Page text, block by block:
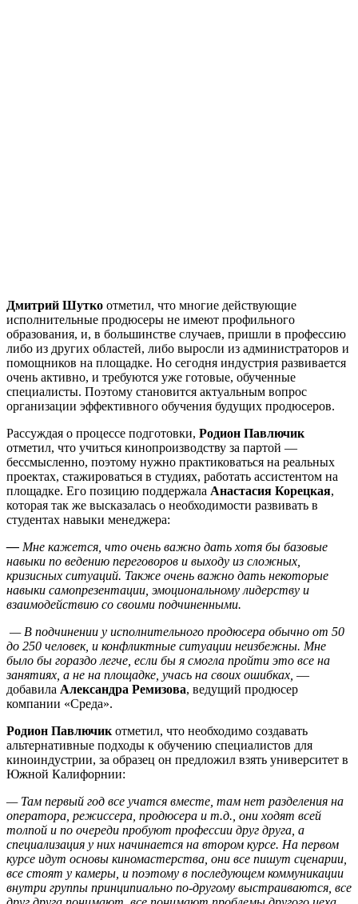
Дмитрий Шутко отметил, что многие действующие
исполнительные продюсеры не имеют профильного
образования, и, в большинстве случаев, пришли в профессию
либо из других областей, либо выросли из администраторов и
помощников на площадке. Но сегодня индустрия развивается
очень активно, и требуются уже готовые, обученные
специалисты. Поэтому становится актуальным вопрос
организации эффективного обучения будущих продюсеров.
Рассуждая о процессе подготовки, Родион Павлючик
отметил, что учиться кинопроизводству за партой —
бессмысленно, поэтому нужно практиковаться на реальных
проектах, стажироваться в студиях, работать ассистентом на
площадке. Его позицию поддержала Анастасия Корецкая,
которая так же высказалась о необходимости развивать в
студентах навыки менеджера:
— Мне кажется, что очень важно дать хотя бы базовые
навыки по ведению переговоров и выходу из сложных,
кризисных ситуаций. Также очень важно дать некоторые
навыки самопрезентации, эмоциональному лидерству и
взаимодействию со своими подчиненными.
—В подчинении у исполнительного продюсера обычно от 50
до 250 человек, и конфликтные ситуации неизбежны. Мне
было бы гораздо легче, если бы я смогла пройти это все на
занятиях, а не на площадке, учась на своих ошибках, —
добавила Александра Ремизова, ведущий продюсер
компании «Среда».
Родион Павлючик отметил, что необходимо создавать
альтернативные подходы к обучению специалистов для
киноиндустрии, за образец он предложил взять университет в
Южной Калифорнии:
—Там первый год все учатся вместе, там нет разделения на
оператора, режиссера, продюсера и т.д., они ходят всей
толпой и по очереди пробуют профессии друг друга, а
специализация у них начинается на втором курсе. На первом
курсе идут основы киномастерства, они все пишут сценарии,
все стоят у камеры, и поэтому в последующем коммуникации
внутри группы принципиально по-другому выстраиваются, все